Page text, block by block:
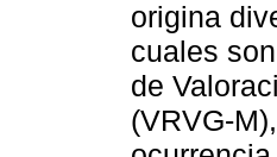
origina
cuales
de
(VRVG-